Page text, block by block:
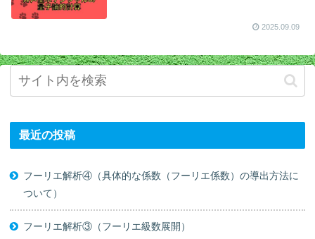
2025.09.09
最近の投稿
フーリエ解析④（具体的な係数（フーリエ係数）の導出方法に
ついて）
フーリエ解析③（フーリエ級数展開）